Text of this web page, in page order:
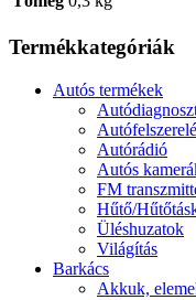
Termékkategóriák
Autós termékek
Autórádió
Autós
FM
Hűtő/
Üléshuzatok
Világítás
Barkács
Akkuk,